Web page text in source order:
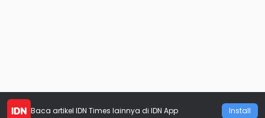
Baca artikel IDN Times lainnya di IDN App Install